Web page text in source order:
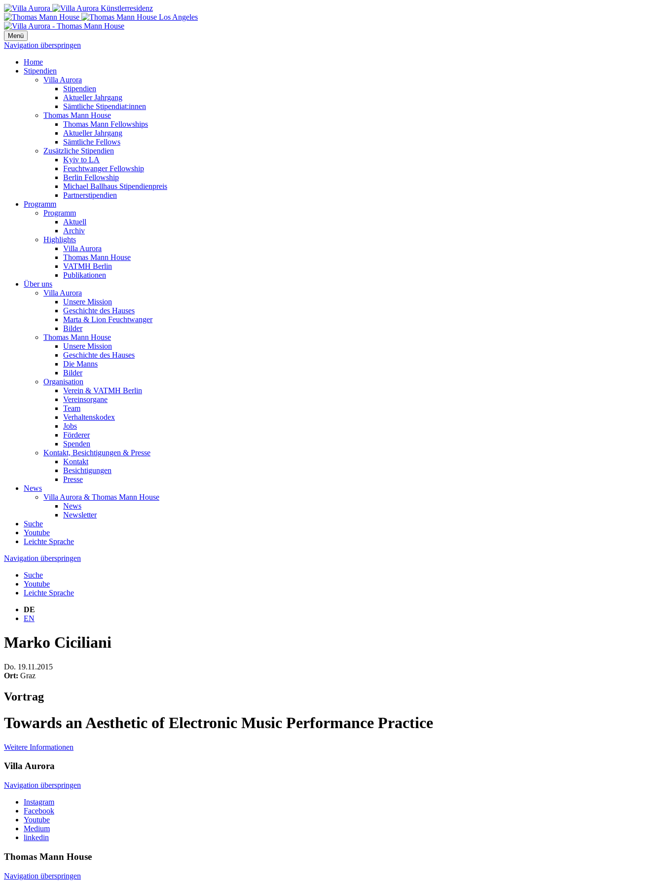
Menü
Navigation überspringen
Home
Stipendien
Villa Aurora
Stipendien
Aktueller Jahrgang
Sämtliche Stipendiat:innen
Thomas Mann House
Thomas Mann Fellowships
Aktueller Jahrgang
Sämtliche Fellows
Zusätzliche Stipendien
Kyiv to LA
Feuchtwanger Fellowship
Berlin Fellowship
Michael Ballhaus Stipendienpreis
Partnerstipendien
Programm
Programm
Aktuell
Archiv
Highlights
Villa Aurora
Thomas Mann House
VATMH Berlin
Publikationen
Über uns
Villa Aurora
Unsere Mission
Geschichte des Hauses
Marta & Lion Feuchtwanger
Bilder
Thomas Mann House
Unsere Mission
Geschichte des Hauses
Die Manns
Bilder
Organisation
Verein & VATMH Berlin
Vereinsorgane
Team
Verhaltenskodex
Jobs
Förderer
Spenden
Kontakt, Besichtigungen & Presse
Kontakt
Besichtigungen
Presse
News
Villa Aurora & Thomas Mann House
News
Newsletter
Suche
Youtube
Leichte Sprache
Navigation überspringen
Suche
Youtube
Leichte Sprache
DE
EN
Marko Ciciliani
Do. 19.11.2015
Ort: Graz
Vortrag
Towards an Aesthetic of Electronic Music Performance Practice
Weitere Informationen
VillaAurora
Navigation überspringen
Instagram
Facebook
Youtube
Medium
linkedin
Thomas Mann House
Navigation überspringen